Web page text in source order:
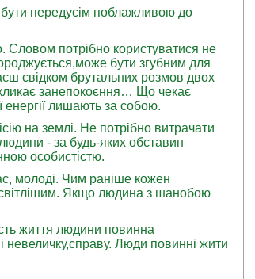
передусім поблажливою до
Словом потрібно користуватися не
бути згубним для
свідком брутальних розмов двох
занепокоєння… Що чекає
лишають за собою.
на землі. Не потрібно витрачати
- за будь-яких обставин
особистістю.
молоді. Чим раніше кожен
Якщо людина з шанобою
життя людини повинна
невеличку,справу. Люди повинні жити